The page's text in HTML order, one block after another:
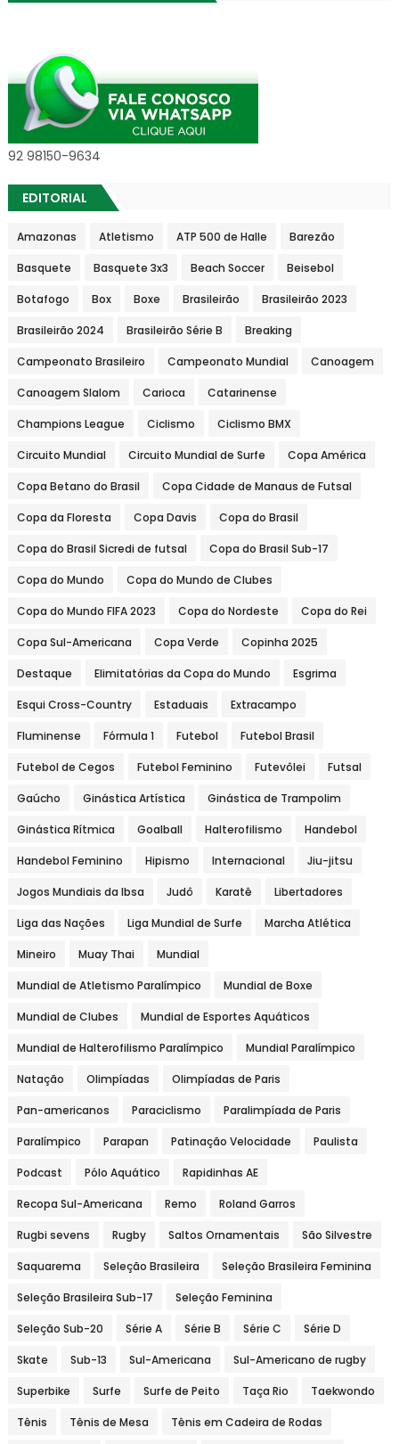
92 98150-9634
EDITORIAL
Amazonas Atletismo ATP 500 de Halle Barezão
Basquete Basquete 3x3 Beach Soccer Beisebol
Botafogo Box Boxe Brasileirão Brasileirão 2023
Brasileirão 2024 Brasileirão Série B Breaking
Campeonato Brasileiro Campeonato Mundial Canoagem
Canoagem Slalom Carioca Catarinense
Champions League Ciclismo Ciclismo BMX
Circuito Mundial Circuito Mundial de Surfe Copa América
Copa Betano do Brasil Copa Cidade de Manaus de Futsal
Copa da Floresta Copa Davis Copa do Brasil
Copa do Brasil Sicredi de futsal Copa do Brasil Sub-17
Copa do Mundo Copa do Mundo de Clubes
Copa do Mundo FIFA 2023 Copa do Nordeste Copa do Rei
Copa Sul-Americana Copa Verde Copinha 2025
Destaque Elimitatórias da Copa do Mundo Esgrima
Esqui Cross-Country Estaduais Extracampo
Fluminense Fórmula 1 Futebol Futebol Brasil
Futebol de Cegos Futebol Feminino Futevôlei Futsal
Gaúcho Ginástica Artística Ginástica de Trampolim
Ginástica Rítmica Goalball Halterofilismo Handebol
Handebol Feminino Hipismo Internacional Jiu-jitsu
Jogos Mundiais da Ibsa Judô Karatê Libertadores
Liga das Nações Liga Mundial de Surfe Marcha Atlética
Mineiro Muay Thai Mundial
Mundial de Atletismo Paralímpico Mundial de Boxe
Mundial de Clubes Mundial de Esportes Aquáticos
Mundial de Halterofilismo Paralímpico Mundial Paralímpico
Natação Olimpíadas Olimpíadas de Paris
Pan-americanos Paraciclismo Paralimpíada de Paris
Paralímpico Parapan Patinação Velocidade Paulista
Podcast Pólo Aquático Rapidinhas AE
Recopa Sul-Americana Remo Roland Garros
Rugbi sevens Rugby Saltos Ornamentais São Silvestre
Saquarema Seleção Brasileira Seleção Brasileira Feminina
Seleção Brasileira Sub-17 Seleção Feminina
Seleção Sub-20 Série A Série B Série C Série D
Skate Sub-13 Sul-Americana Sul-Americano de rugby
Superbike Surfe Surfe de Peito Taça Rio Taekwondo
Tênis Tênis de Mesa Tênis em Cadeira de Rodas